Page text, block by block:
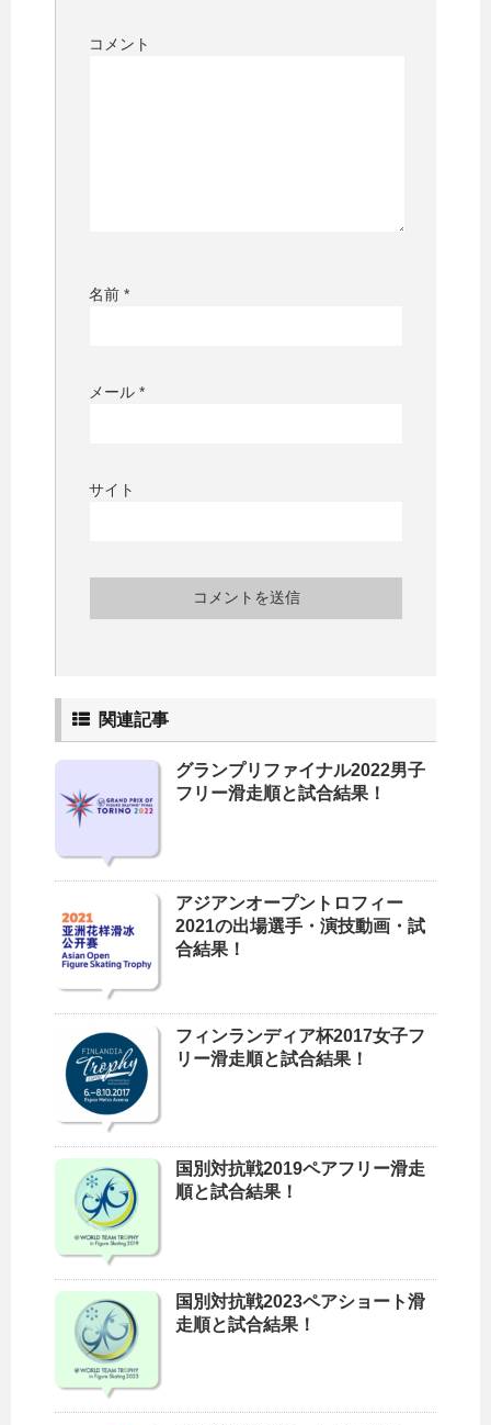
コメント
名前 *
メール *
サイト
関連記事
グランプリファイナル2022男子
フリー滑走順と試合結果！
アジアンオープントロフィー
2021の出場選手・演技動画・試
合結果！
フィンランディア杯2017女子フ
リー滑走順と試合結果！
国別対抗戦2019ペアフリー滑走
順と試合結果！
国別対抗戦2023ペアショート滑
走順と試合結果！